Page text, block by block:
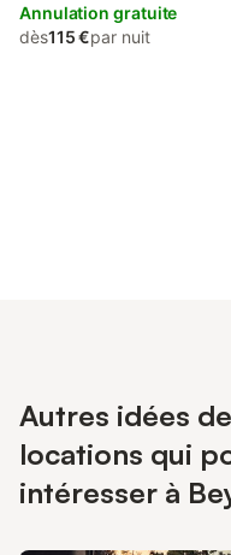
acceptés
Annulation gratuite
dès115 €par nuit
Autres idées
locations qui
intéresser à